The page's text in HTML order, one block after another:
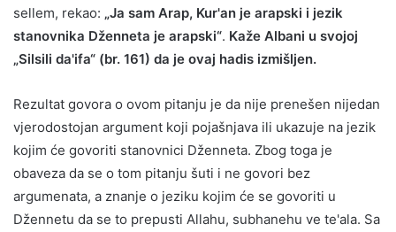
sellem, rekao: „Ja sam Arap, Kur'an je arapski i jezik
stanovnika Dženneta je arapski“. Kaže Albani u svojoj
„Silsili da'ifa“ (br. 161) da je ovaj hadis izmišljen.
Rezultat govora o ovom pitanju je da nije prenešen nijedan
vjerodostojan argument koji pojašnjava ili ukazuje na jezik
kojim će govoriti stanovnici Dženneta. Zbog toga je
obaveza da se o tom pitanju šuti i ne govori bez
argumenata, a znanje o jeziku kojim će se govoriti u
Džennetu da se to prepusti Allahu, subhanehu ve te'ala. Sa